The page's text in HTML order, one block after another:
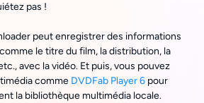
pas !
peut enregistrer des informations
le titre du film, la distribution, la
avec la vidéo. Et puis, vous pouvez
comme DVDFab Player 6 pour
la bibliothèque multimédia locale.